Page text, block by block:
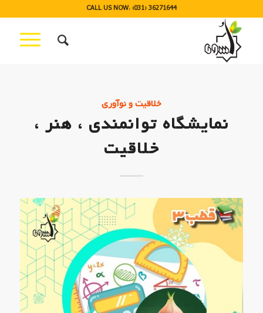
CALL US NOW: (031) 36271644
خلاقیت و نوآوری
نمایشگاه توانمندی ، هنر ،
خلاقیت